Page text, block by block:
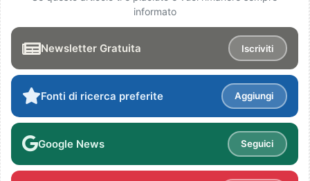
informato
Newsletter Gratuita Iscriviti
Fonti di ricerca preferite Aggiungi
Google News Seguici